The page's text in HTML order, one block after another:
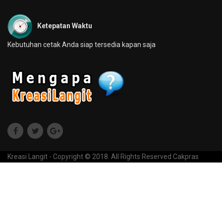
Ketepatan Waktu
Kebutuhan cetak Anda siap tersedia kapan saja
Kreasi Langit - Copyright © 2018. All Rights Reserved Cakpras